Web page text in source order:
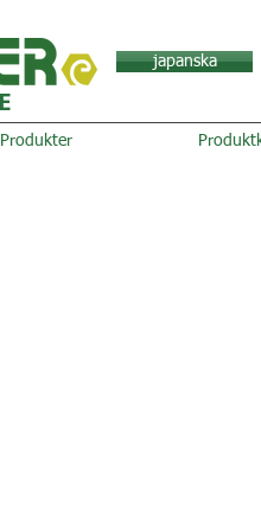
japanska
Produkter